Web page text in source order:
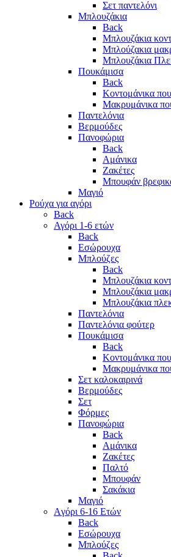
Σετ παντελόνι
Μπλουζάκια
Back
Μπλουζάκια
Μπλούζακια
Μπλουζάκια
Πουκάμισα
Back
Κοντομάνικα
Μακρυμάνικα
Παντελόνια
Βερμούδες
Πανοφώρια
Back
Αμάνικα
Ζακέτες
Μπουφάν
Μαγιό
Ρούχα για αγόρι
Back
Αγόρι 1-6 ετών
Back
Εσώρουχα
Μπλούζες
Back
Μπλουζάκια
Μπλουζάκια
Μπλουζάκια
Παντελόνια
Παντελόνια φούτερ
Πουκάμισα
Back
Κοντομάνικα
Μακρυμάνικα
Σετ καλοκαιρινά
Βερμούδες
Σετ
Φόρμες
Πανοφώρια
Back
Αμάνικα
Ζακέτες
Παλτό
Μπουφάν
Σακάκια
Μαγιό
Aγόρι 6-16 Ετών
Back
Eσώρουχα
Μπλούζες